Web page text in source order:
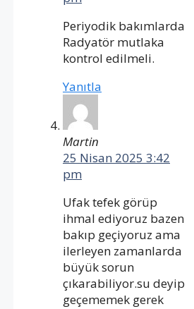
Periyodik bakımlarda
Radyatör mutlaka
kontrol edilmeli.
Yanıtla
Martin
25 Nisan 2025 3:42
pm
Ufak tefek görüp
ihmal ediyoruz bazen
bakıp geçiyoruz ama
ilerleyen zamanlarda
büyük sorun
çıkarabiliyor.su deyip
geçememek gerek